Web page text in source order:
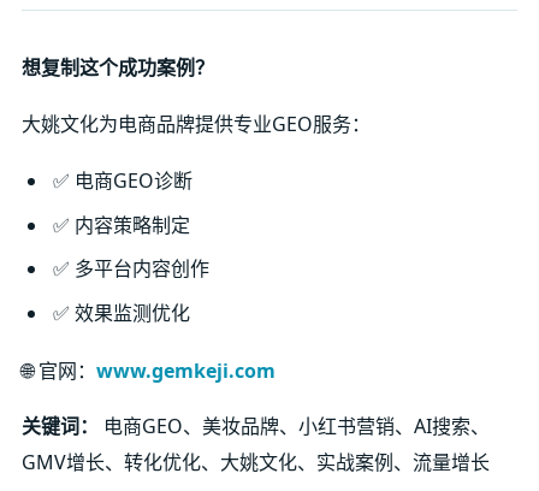
想复制这个成功案例？
大姚文化为电商品牌提供专业GEO服务：
✅ 电商GEO诊断
✅ 内容策略制定
✅ 多平台内容创作
✅ 效果监测优化
🌐 官网： www.gemkeji.com
关键词：
电商GEO、美妆品牌、小红书营销、AI搜索、
GMV增长、转化优化、大姚文化、实战案例、流量增长